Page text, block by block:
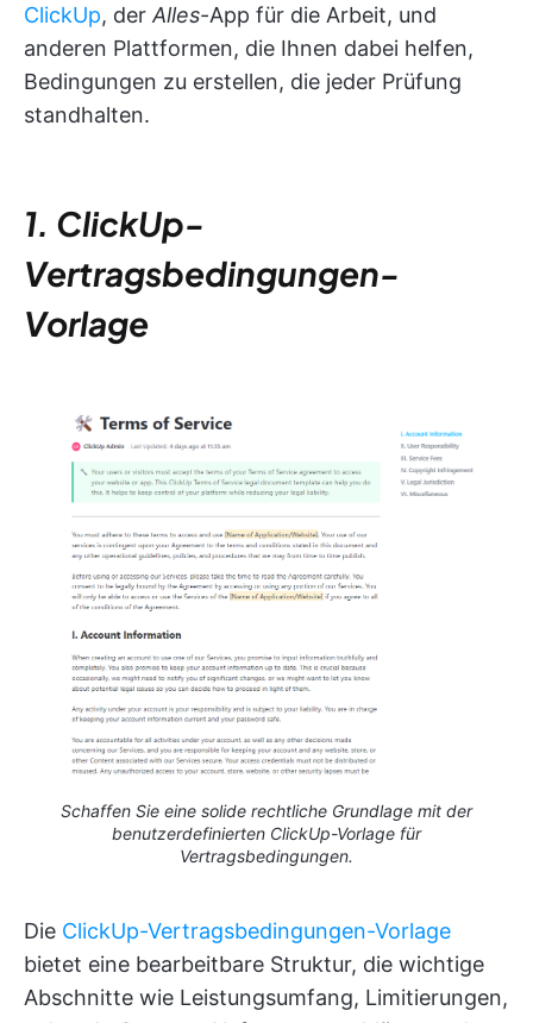
ClickUp, der Alles-App für die Arbeit, und
anderen Plattformen, die Ihnen dabei helfen,
Bedingungen zu erstellen, die jeder Prüfung
standhalten.
1. ClickUp-
Vertragsbedingungen-
Vorlage
Schaffen Sie eine solide rechtliche Grundlage mit der
benutzerdefinierten ClickUp-Vorlage für
Vertragsbedingungen.
Die ClickUp-Vertragsbedingungen-Vorlage
bietet eine bearbeitbare Struktur, die wichtige
Abschnitte wie Leistungsumfang, Limitierungen,